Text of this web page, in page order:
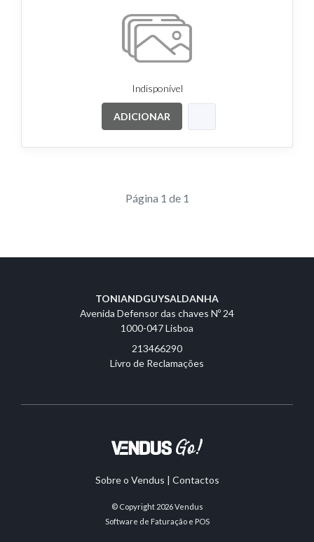
Indisponível
ADICIONAR
Página 1 de 1
TONIANDGUYSALDANHA
Avenida Defensor das chaves Nº 24
1000-047 Lisboa
213466290
Livro de Reclamações
Sobre o Vendus | Contactos
© Copyright 2026Vendus
Software de Faturação e POS